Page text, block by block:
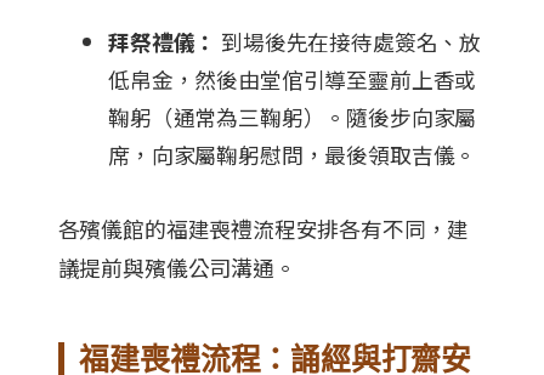
拜祭禮儀： 到場後先在接待處簽名、放
低帛金，然後由堂倌引導至靈前上香或
鞠躬（通常為三鞠躬）。隨後步向家屬
席，向家屬鞠躬慰問，最後領取吉儀。
各殯儀館的福建喪禮流程安排各有不同，建
議提前與殯儀公司溝通。
福建喪禮流程：誦經與打齋安